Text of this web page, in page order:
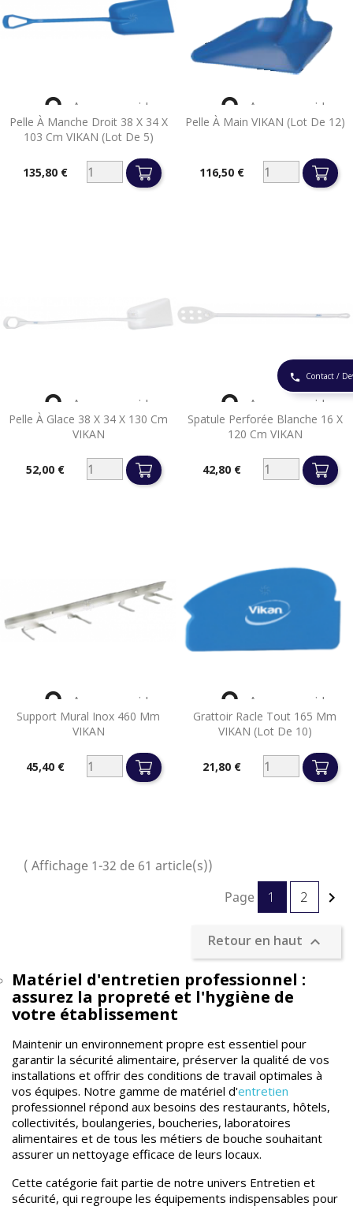
phone Contact /
Pelle À Manche Droit 38 X 34 X
103 Cm VIKAN (lot De 5)
135,80 €
 Aperçu rapide
Pelle À Main VIKAN (lot De 12)
116,50 €
 Aperçu rapide
Pelle À Glace 38 X 34 X 130 Cm
VIKAN
52,00 €
 Aperçu rapide
Spatule Perforée Blanche 16 X
120 Cm VIKAN
42,80 €
 Aperçu rapide
Support Mural Inox 460 Mm
VIKAN
45,40 €
 Aperçu rapide
Grattoir Racle Tout 165 Mm
VIKAN (lot De 10)
21,80 €
 Aperçu rapide
( Affichage 1-32 de 61 article(s))
Page
1 2 
Retour en haut 
Matériel d'entretien professionnel :
assurez la propreté et l'hygiène de
votre établissement
Maintenir un environnement propre est essentiel pour
garantir la sécurité alimentaire, préserver la qualité de vos
installations et offrir des conditions de travail optimales à
vos équipes. Notre gamme de matériel d'entretien
professionnel répond aux besoins des restaurants, hôtels,
collectivités, boulangeries, boucheries, laboratoires
alimentaires et de tous les métiers de bouche souhaitant
assurer un nettoyage efficace de leurs locaux.
Cette catégorie fait partie de notre univers Entretien et
sécurité, qui regroupe les équipements indispensables pour